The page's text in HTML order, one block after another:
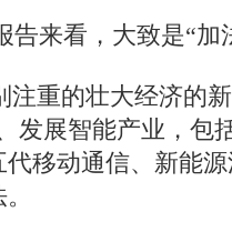
的复苏，主要还是
的复苏。这种复苏
部环境可能会出
我们要未雨绸缪
会超过。去年我们